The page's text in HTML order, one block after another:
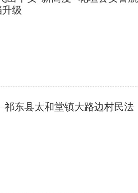
级
东县太和堂镇大路边村民法